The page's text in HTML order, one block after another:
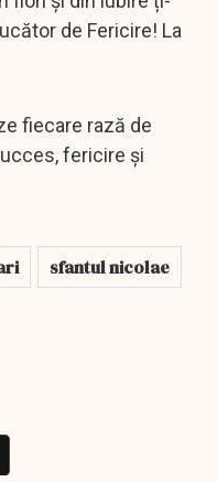
de Fericire! La
fiecare rază de
fericire și
sfantul nicolae